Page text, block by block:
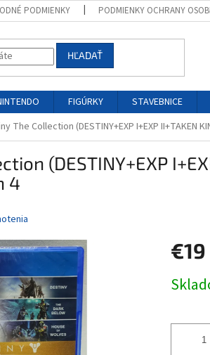
PODMIENKY PODMIENKY OCHRANY
HĽADAŤ
FIGÚRKY STAVEBNICE
The Collection (DESTINY+EXP I+EXP II+TAKEN
(DESTINY+EXP
4
€19
cena: